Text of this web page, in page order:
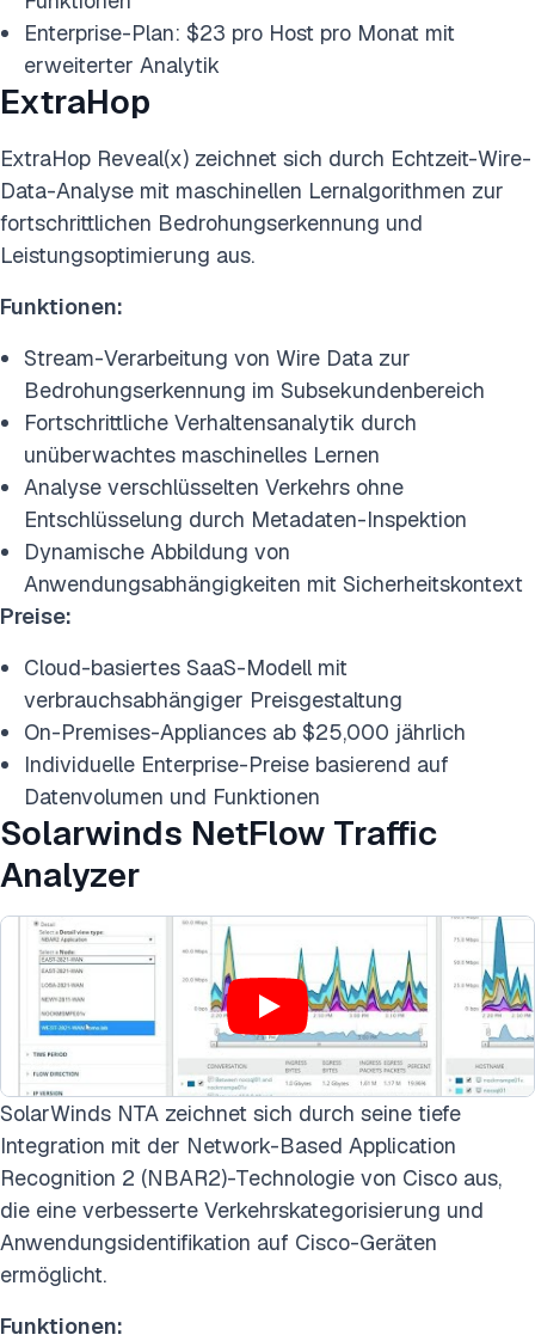
Enterprise-Plan: $23 pro Host pro Monat mit
erweiterter Analytik
ExtraHop
ExtraHop Reveal(x) zeichnet sich durch Echtzeit-Wire-
Data-Analyse mit maschinellen Lernalgorithmen zur
fortschrittlichen Bedrohungserkennung und
Leistungsoptimierung aus.
Funktionen:
Stream-Verarbeitung von Wire Data zur
Bedrohungserkennung im Subsekundenbereich
Fortschrittliche Verhaltensanalytik durch
unüberwachtes maschinelles Lernen
Analyse verschlüsselten Verkehrs ohne
Entschlüsselung durch Metadaten-Inspektion
Dynamische Abbildung von
Anwendungsabhängigkeiten mit Sicherheitskontext
Preise:
Cloud-basiertes SaaS-Modell mit
verbrauchsabhängiger Preisgestaltung
On-Premises-Appliances ab $25,000 jährlich
Individuelle Enterprise-Preise basierend auf
Datenvolumen und Funktionen
Solarwinds NetFlow Traffic
Analyzer
SolarWinds NTA zeichnet sich durch seine tiefe
Integration mit der Network-Based Application
Recognition 2 (NBAR2)-Technologie von Cisco aus,
die eine verbesserte Verkehrskategorisierung und
Anwendungsidentifikation auf Cisco-Geräten
ermöglicht.
Funktionen: